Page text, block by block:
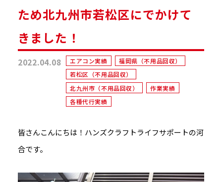
ため北九州市若松区にでかけて
きました！
2022.04.08 エアコン実績
福岡県（不用品回収）
若松区（不用品回収）
北九州市（不用品回収）
作業実績
各種代行実績
皆さんこんにちは！ハンズクラフトライフサポートの河
合です。